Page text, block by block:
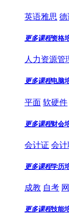
英语雅思 德
更多课程资格
人力资源管
更多课程电脑
平面 软硬件
更多课程财会
会计证 会
更多课程学历
成教 自考
更多课程技能